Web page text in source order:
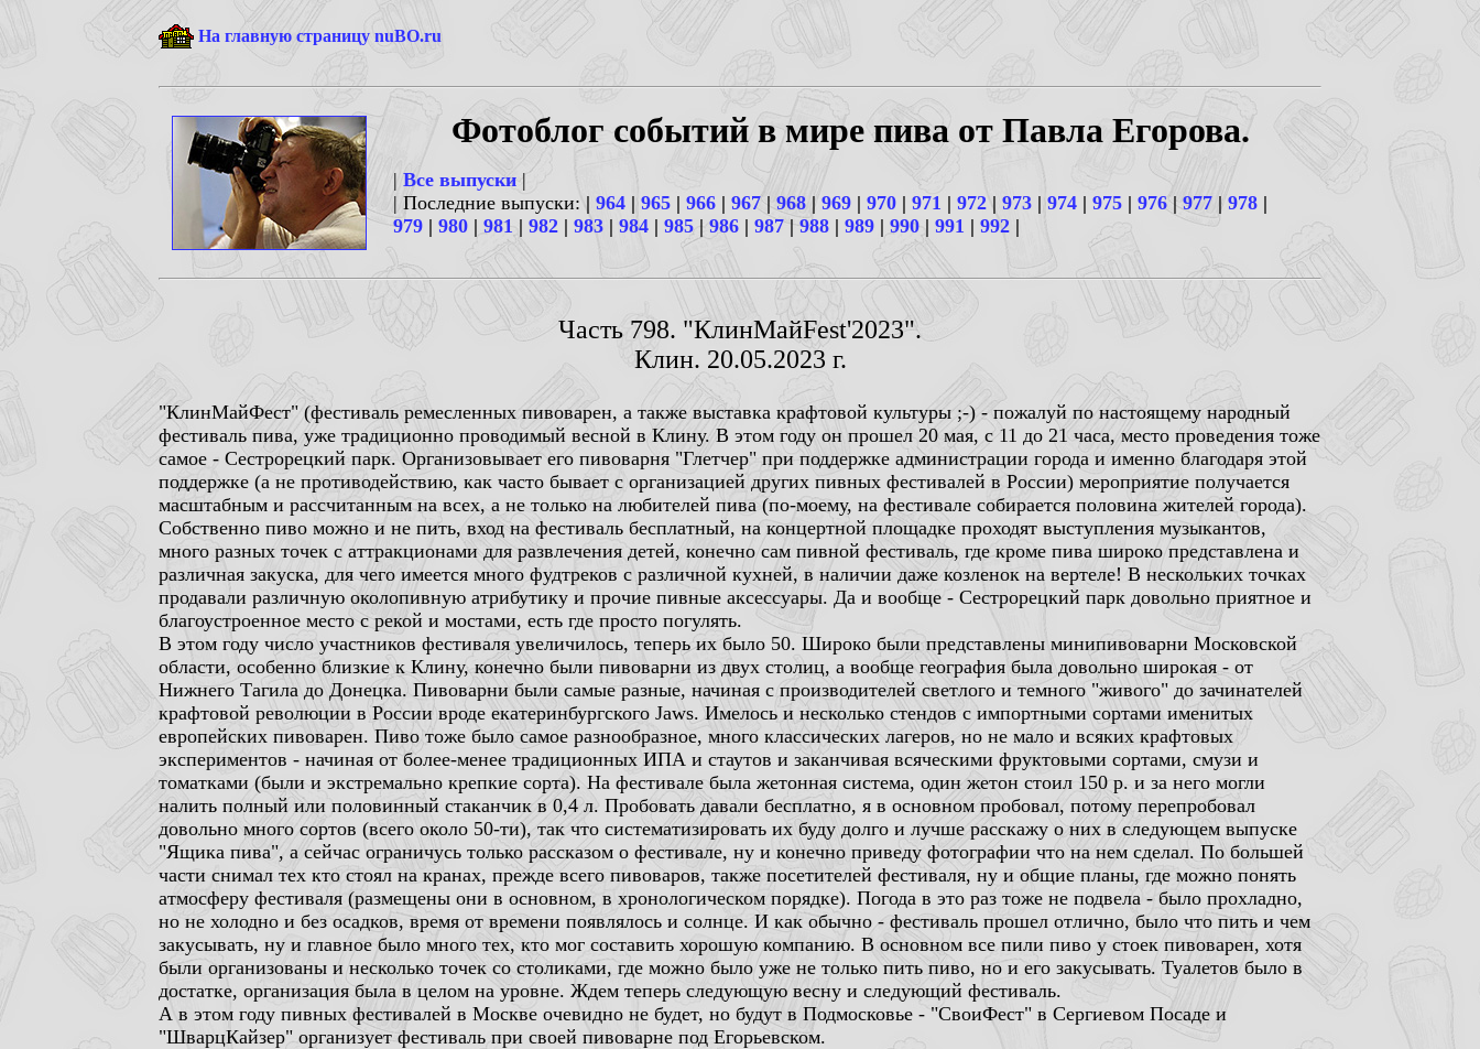
На главную страницу nuBO.ru
Фотоблог событий в мире пива от Павла Егорова.
| Все выпуски |
| Последние выпуски: | 964 | 965 | 966 | 967| 968 | 969 | 970 | 971 | 972 | 973 | 974 | 975 | 976| 977 | 978 |
979 | 980 | 981 | 982 | 983 | 984 | 985 | 986 | 987|988 | 989 | 990 | 991 | 992 |
Часть 798. "КлинМайFest'2023".
Клин. 20.05.2023 г.
"КлинМайФест" (фестиваль ремесленных пивоварен, а также выставка крафтовой культуры ;-) - пожалуй по настоящему народный
фестиваль пива, уже традиционно проводимый весной в Клину. В этом году он прошел 20 мая, с 11 до 21 часа, место проведения тоже
самое - Сестрорецкий парк. Организовывает его пивоварня "Глетчер" при поддержке администрации города и именно благодаря этой
поддержке (а не противодействию, как часто бывает с организацией других пивных фестивалей в России) мероприятие получается
масштабным и рассчитанным на всех, а не только на любителей пива (по-моему, на фестивале собирается половина жителей города).
Собственно пиво можно и не пить, вход на фестиваль бесплатный, на концертной площадке проходят выступления музыкантов,
много разных точек с аттракционами для развлечения детей, конечно сам пивной фестиваль, где кроме пива широко представлена и
различная закуска, для чего имеется много фудтреков с различной кухней, в наличии даже козленок на вертеле! В нескольких точках
продавали различную околопивную атрибутику и прочие пивные аксессуары. Да и вообще - Сестрорецкий парк довольно приятное и
благоустроенное место с рекой и мостами, есть где просто погулять.
В этом году число участников фестиваля увеличилось, теперь их было 50. Широко были представлены минипивоварни Московской
области, особенно близкие к Клину, конечно были пивоварни из двух столиц, а вообще география была довольно широкая - от
Нижнего Тагила до Донецка. Пивоварни были самые разные, начиная с производителей светлого и темного "живого" до зачинателей
крафтовой революции в России вроде екатеринбургского Jaws. Имелось и несколько стендов с импортными сортами именитых
европейских пивоварен. Пиво тоже было самое разнообразное, много классических лагеров, но не мало и всяких крафтовых
экспериментов - начиная от более-менее традиционных ИПА и стаутов и заканчивая всяческими фруктовыми сортами, смузи и
томатками (были и экстремально крепкие сорта). На фестивале была жетонная система, один жетон стоил 150 р. и за него могли
налить полный или половинный стаканчик в 0,4 л. Пробовать давали бесплатно, я в основном пробовал, потому перепробовал
довольно много сортов (всего около 50-ти), так что систематизировать их буду долго и лучше расскажу о них в следующем выпуске
"Ящика пива", а сейчас ограничусь только рассказом о фестивале, ну и конечно приведу фотографии что на нем сделал. По большей
части снимал тех кто стоял на кранах, прежде всего пивоваров, также посетителей фестиваля, ну и общие планы, где можно понять
атмосферу фестиваля (размещены они в основном, в хронологическом порядке). Погода в это раз тоже не подвела - было прохладно,
но не холодно и без осадков, время от времени появлялось и солнце. И как обычно - фестиваль прошел отлично, было что пить и чем
закусывать, ну и главное было много тех, кто мог составить хорошую компанию. В основном все пили пиво у стоек пивоварен, хотя
были организованы и несколько точек со столиками, где можно было уже не только пить пиво, но и его закусывать. Туалетов было в
достатке, организация была в целом на уровне. Ждем теперь следующую весну и следующий фестиваль.
А в этом году пивных фестивалей в Москве очевидно не будет, но будут в Подмосковье - "СвоиФест" в Сергиевом Посаде и
"ШварцКайзер" организует фестиваль при своей пивоварне под Егорьевском.